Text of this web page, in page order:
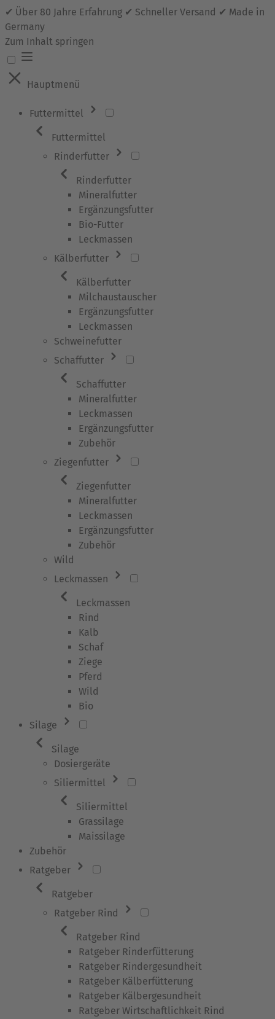
✔ Über 80 Jahre Erfahrung ✔ Schneller Versand ✔ Made in
Germany
Zum Inhalt springen
Hauptmenü
Futtermittel
Futtermittel
Rinderfutter
Rinderfutter
Mineralfutter
Ergänzungsfutter
Bio-Futter
Leckmassen
Kälberfutter
Kälberfutter
Milchaustauscher
Ergänzungsfutter
Leckmassen
Schweinefutter
Schaffutter
Schaffutter
Mineralfutter
Leckmassen
Ergänzungsfutter
Zubehör
Ziegenfutter
Ziegenfutter
Mineralfutter
Leckmassen
Ergänzungsfutter
Zubehör
Wild
Leckmassen
Leckmassen
Rind
Kalb
Schaf
Ziege
Pferd
Wild
Bio
Silage
Silage
Dosiergeräte
Siliermittel
Siliermittel
Grassilage
Maissilage
Zubehör
Ratgeber
Ratgeber
Ratgeber Rind
Ratgeber Rind
Ratgeber Rinderfütterung
Ratgeber Rindergesundheit
Ratgeber Kälberfütterung
Ratgeber Kälbergesundheit
Ratgeber Wirtschaftlichkeit Rind